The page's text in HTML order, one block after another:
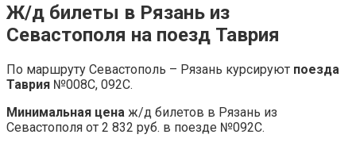
Ж/д билеты в Рязань из
Севастополя на поезд Таврия
По маршруту Севастополь – Рязань курсируют поезда
Таврия №008С, 092С.
Минимальная цена ж/д билетов в Рязань из
Севастополя от 2 832 руб. в поезде №092С.